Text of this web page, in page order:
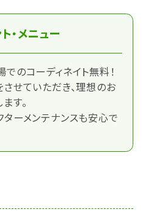
・メニュー
のコーディネイト無料！
せていただき、理想のお
す。
ーメンテナンスも安心で